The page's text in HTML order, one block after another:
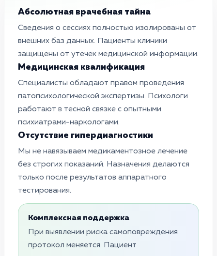
Абсолютная врачебная тайна
Сведения о сессиях полностью изолированы от
внешних баз данных. Пациенты клиники
защищены от утечек медицинской информации.
Медицинская квалификация
Специалисты обладают правом проведения
патопсихологической экспертизы. Психологи
работают в тесной связке с опытными
психиатрами-наркологами.
Отсутствие гипердиагностики
Мы не навязываем медикаментозное лечение
без строгих показаний. Назначения делаются
только после результатов аппаратного
тестирования.
Комплексная поддержка
При выявлении риска самоповреждения
протокол меняется. Пациент